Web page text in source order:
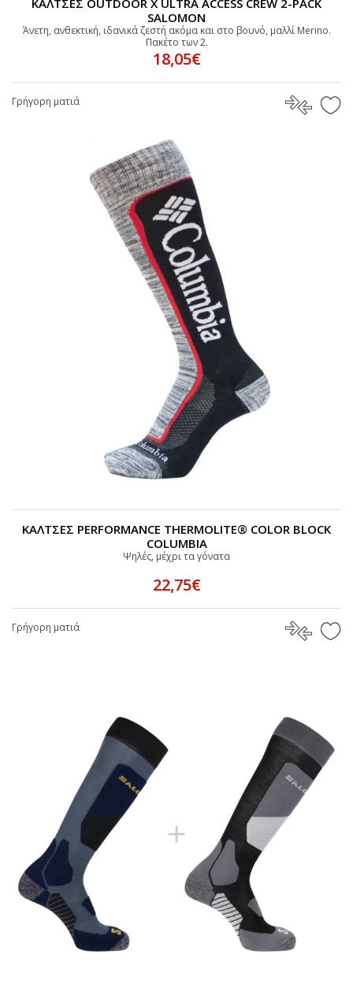
ΚΑΛΤΣΕΣ OUTDOOR X ULTRA ACCESS CREW 2-PACK
SALOMON
Άνετη, ανθεκτική, ιδανικά ζεστή ακόμα και στο βουνό, μαλλί Merino.
Πακέτο των 2.
18,05€
Γρήγορη ματιά
ΚΑΛΤΣΕΣ PERFORMANCE THERMOLITE® COLOR BLOCK
COLUMBIA
Ψηλές, μέχρι τα γόνατα
22,75€
Γρήγορη ματιά